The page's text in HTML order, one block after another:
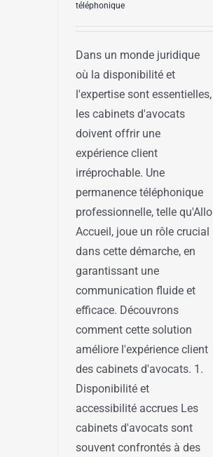
téléphonique
Dans un monde juridique
où la disponibilité et
l'expertise sont essentielles,
les cabinets d'avocats
doivent offrir une
expérience client
irréprochable. Une
permanence téléphonique
professionnelle, telle qu'Allo
Accueil, joue un rôle crucial
dans cette démarche, en
garantissant une
communication fluide et
efficace. Découvrons
comment cette solution
améliore l'expérience client
des cabinets d'avocats. 1.
Disponibilité et
accessibilité accrues Les
cabinets d'avocats sont
souvent confrontés à des